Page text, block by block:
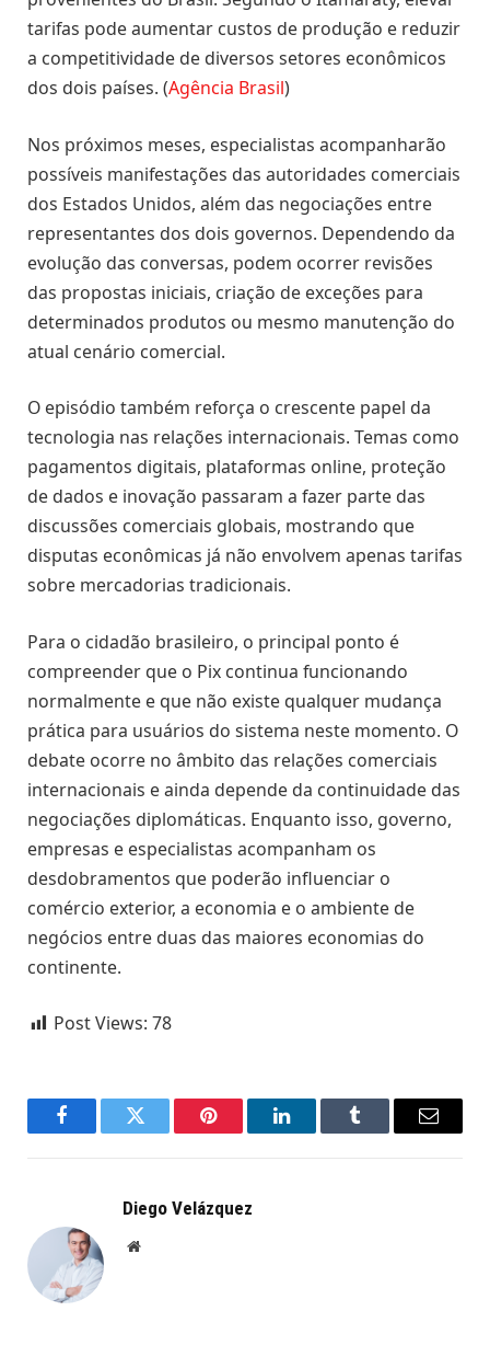
tarifas pode aumentar custos de produção e reduzir
a competitividade de diversos setores econômicos
dos dois países. (Agência Brasil)
Nos próximos meses, especialistas acompanharão
possíveis manifestações das autoridades comerciais
dos Estados Unidos, além das negociações entre
representantes dos dois governos. Dependendo da
evolução das conversas, podem ocorrer revisões
das propostas iniciais, criação de exceções para
determinados produtos ou mesmo manutenção do
atual cenário comercial.
O episódio também reforça o crescente papel da
tecnologia nas relações internacionais. Temas como
pagamentos digitais, plataformas online, proteção
de dados e inovação passaram a fazer parte das
discussões comerciais globais, mostrando que
disputas econômicas já não envolvem apenas tarifas
sobre mercadorias tradicionais.
Para o cidadão brasileiro, o principal ponto é
compreender que o Pix continua funcionando
normalmente e que não existe qualquer mudança
prática para usuários do sistema neste momento. O
debate ocorre no âmbito das relações comerciais
internacionais e ainda depende da continuidade das
negociações diplomáticas. Enquanto isso, governo,
empresas e especialistas acompanham os
desdobramentos que poderão influenciar o
comércio exterior, a economia e o ambiente de
negócios entre duas das maiores economias do
continente.
Post Views: 78
FacebookTwitter Pinterest LinkedInTumblr Email
Diego Velázquez
Website